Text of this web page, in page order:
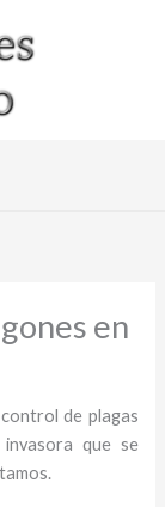
en
de plagas
que se